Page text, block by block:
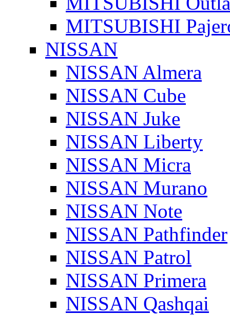
MITSUBISHI
NISSAN
NISSAN Almera
NISSAN Cube
NISSAN Juke
NISSAN Liberty
NISSAN Micra
NISSAN Murano
NISSAN Note
NISSAN Pathfinder
NISSAN Patrol
NISSAN Primera
NISSAN Qashqai